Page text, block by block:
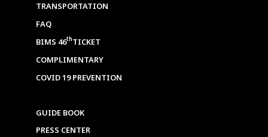
TRANSPORTATION
FAQ
BIMS 46thTICKET
COMPLIMENTARY
COVID 19 PREVENTION
GUIDE BOOK
PRESS CENTER